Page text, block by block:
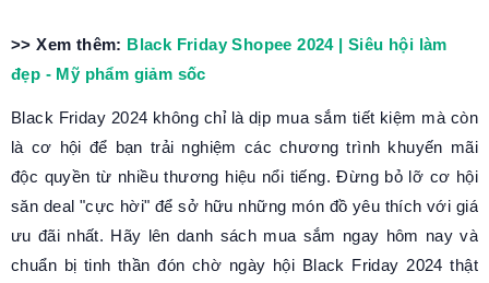
>> Xem thêm: Black Friday Shopee 2024 | Siêu hội làm
đẹp - Mỹ phẩm giảm sốc
Black Friday 2024 không chỉ là dịp mua sắm tiết kiệm mà còn
là cơ hội để bạn trải nghiệm các chương trình khuyến mãi
độc quyền từ nhiều thương hiệu nổi tiếng. Đừng bỏ lỡ cơ hội
săn deal "cực hời" để sở hữu những món đồ yêu thích với giá
ưu đãi nhất. Hãy lên danh sách mua sắm ngay hôm nay và
chuẩn bị tinh thần đón chờ ngày hội Black Friday 2024 thật